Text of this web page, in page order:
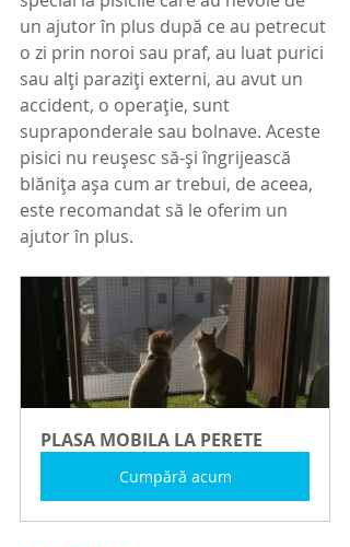
un ajutor în plus după ce au petrecut
o zi prin noroi sau praf, au luat purici
sau alți paraziți externi, au avut un
accident, o operație, sunt
supraponderale sau bolnave. Aceste
pisici nu reușesc să-și îngrijească
blănița așa cum ar trebui, de aceea,
este recomandat să le oferim un
ajutor în plus.
PLASA MOBILA LA PERETE
Cumpără acum